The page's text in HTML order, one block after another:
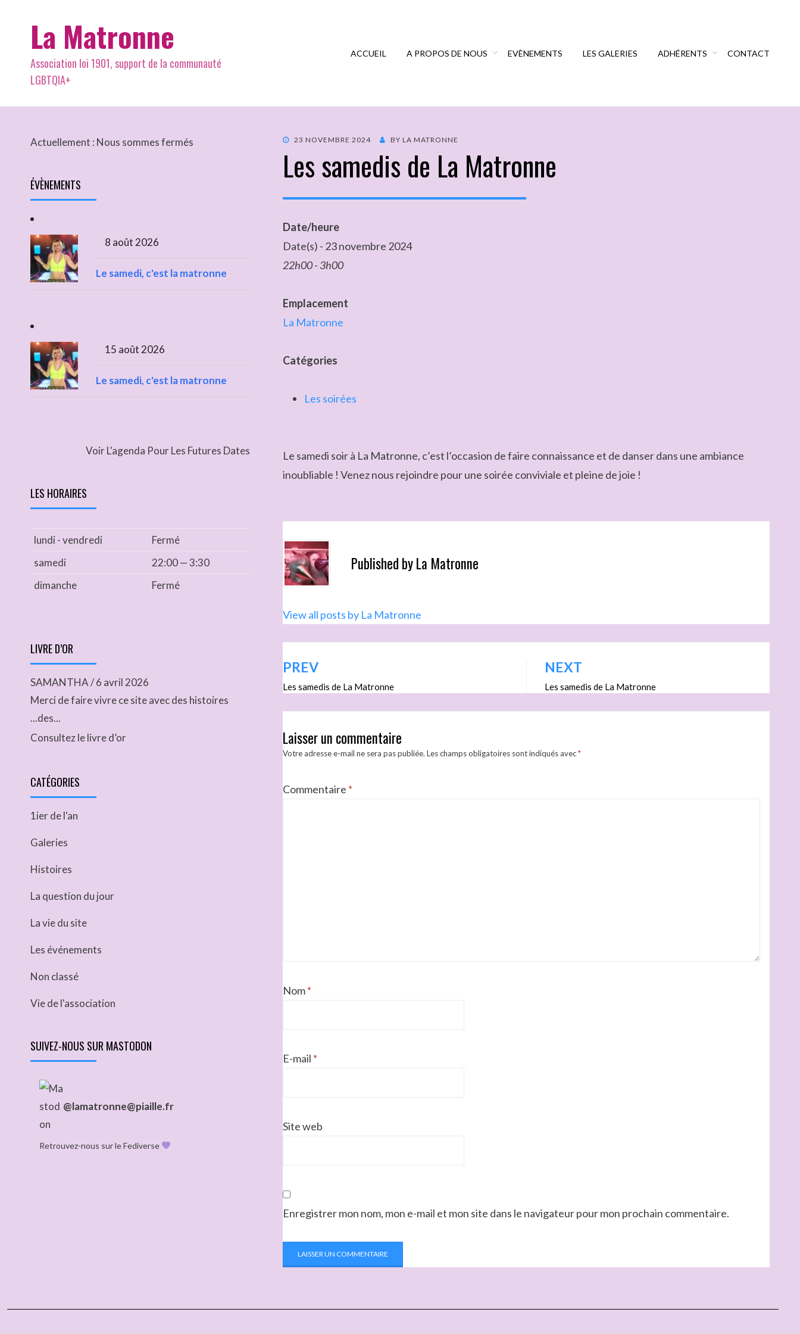
La Matronne
Association loi 1901, support de la communauté
LGBTQIA+
ACCUEIL A PROPOS DE NOUS EVÈNEMENTS LES GALERIES ADHÉRENTS CONTACT
23 NOVEMBRE 2024 BY LA MATRONNE
Les samedis de La Matronne
Date/heure
Date(s) - 23 novembre 2024
22h00 - 3h00
Emplacement
La Matronne
Catégories
Les soirées
Le samedi soir à La Matronne, c’est l’occasion de faire connaissance et de danser dans une ambiance
inoubliable ! Venez nous rejoindre pour une soirée conviviale et pleine de joie !
Published byLa Matronne
View all posts by La Matronne
PREV
Les samedis de La Matronne
NEXT
Les samedis de La Matronne
Laisser un commentaire
Votre adresse e-mail ne sera pas publiée. Les champs obligatoires sont indiqués avec*
Commentaire *
Nom*
E-mail *
Site web
Enregistrer mon nom, mon e-mail et mon site dans le navigateur pour mon prochain commentaire.
Actuellement : Nous sommes fermés
ÉVÈNEMENTS
8 août 2026
Le samedi, c'est la matronne
15 août 2026
Le samedi, c'est la matronne
Voir L'agenda Pour Les Futures Dates
LES HORAIRES
lundi - vendredi
Fermé
samedi
22:00 — 3:30
dimanche
Fermé
LIVRE D’OR
SAMANTHA/6 avril 2026
Merci de faire vivre ce site avec des histoires
...des...
Consultez le livre d’or
CATÉGORIES
1ier de l'an
Galeries
Histoires
La question du jour
La vie du site
Les événements
Non classé
Vie de l'association
SUIVEZ-NOUS SUR MASTODON
@lamatronne@piaille.fr
Retrouvez-nous sur le Fediverse